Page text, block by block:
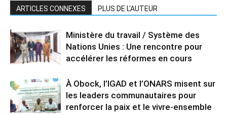
ARTICLES CONNEXES PLUS DE L'AUTEUR
Ministère du travail / Système des
Nations Unies : Une rencontre pour
accélérer les réformes en cours
À Obock, l’IGAD et l’ONARS misent sur
les leaders communautaires pour
renforcer la paix et le vivre-ensemble